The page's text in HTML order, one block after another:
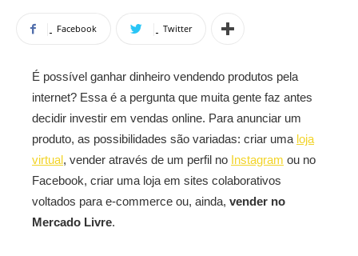
Facebook Twitter
É possível ganhar dinheiro vendendo produtos pela
internet? Essa é a pergunta que muita gente faz antes
decidir investir em vendas online. Para anunciar um
produto, as possibilidades são variadas: criar uma loja
virtual, vender através de um perfil no Instagram ou no
Facebook, criar uma loja em sites colaborativos
voltados para e-commerce ou, ainda, vender no
Mercado Livre.